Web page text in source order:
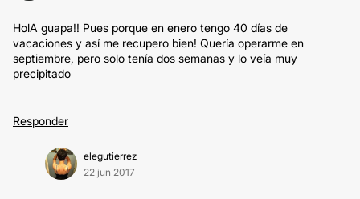
HolA guapa!! Pues porque en enero tengo 40 días de
vacaciones y así me recupero bien! Quería operarme en
septiembre, pero solo tenía dos semanas y lo veía muy
precipitado
Responder
elegutierrez
22 jun 2017